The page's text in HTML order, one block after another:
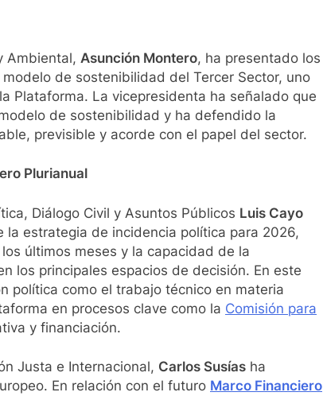
Ambiental, Asunción Montero, ha presentado los
de sostenibilidad del Tercer Sector, uno
Plataforma. La vicepresidenta ha señalado que
de sostenibilidad y ha defendido la
previsible y acorde con el papel del sector.
Plurianual
Diálogo Civil y Asuntos Públicos Luis Cayo
la estrategia de incidencia política para 2026,
últimos meses y la capacidad de la
los principales espacios de decisión. En este
política como el trabajo técnico en materia
en procesos clave como la Comisión para
y financiación.
Justa e Internacional, Carlos Susías ha
En relación con el futuro Marco Financiero